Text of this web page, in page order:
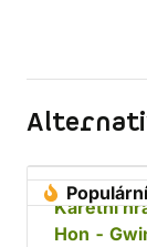
Populární
Karetní
Hon -